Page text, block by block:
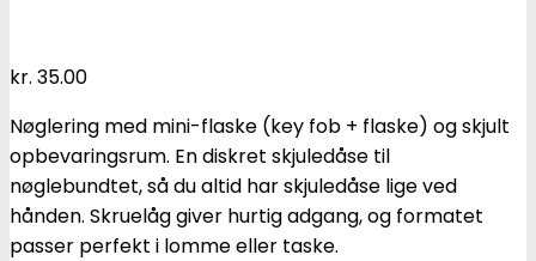
kr. 35.00
Nøglering med mini-flaske (key fob + flaske) og skjult
opbevaringsrum. En diskret skjuledåse til
nøglebundtet, så du altid har skjuledåse lige ved
hånden. Skruelåg giver hurtig adgang, og formatet
passer perfekt i lomme eller taske.